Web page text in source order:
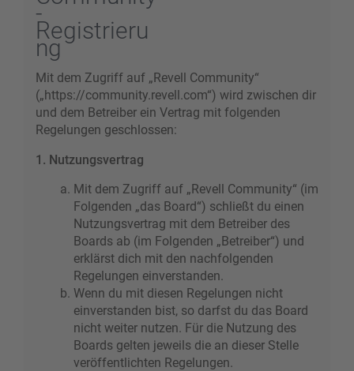
-
Registrieru
ng
Mit dem Zugriff auf „Revell Community“
(„https://community.revell.com“) wird zwischen dir
und dem Betreiber ein Vertrag mit folgenden
Regelungen geschlossen:
1. Nutzungsvertrag
Mit dem Zugriff auf „Revell Community“ (im
Folgenden „das Board“) schließt du einen
Nutzungsvertrag mit dem Betreiber des
Boards ab (im Folgenden „Betreiber“) und
erklärst dich mit den nachfolgenden
Regelungen einverstanden.
Wenn du mit diesen Regelungen nicht
einverstanden bist, so darfst du das Board
nicht weiter nutzen. Für die Nutzung des
Boards gelten jeweils die an dieser Stelle
veröffentlichten Regelungen.